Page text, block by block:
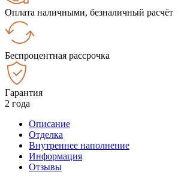
Оплата наличными, безналичный расчёт
Беспроцентная рассрочка
Гарантия
2 года
Описание
Отделка
Внутреннее наполнение
Информация
Отзывы